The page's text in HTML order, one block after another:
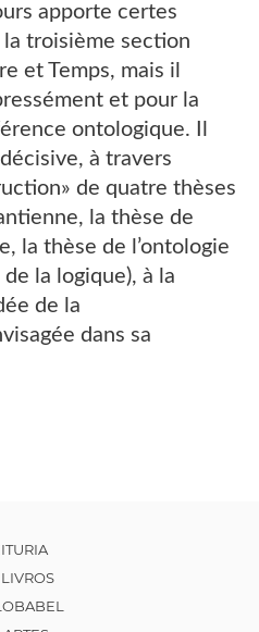
apporte certes
troisième section
et Temps, mais il
et pour la
ontologique. Il
à travers
de quatre thèses
la thèse de
la thèse de l’ontologie
la logique), à la
de la
dans sa